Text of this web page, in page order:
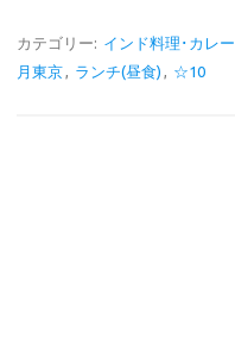
e
b
e
カテゴリー: インド料理･カレー
月東京, ランチ(昼食) , ☆10